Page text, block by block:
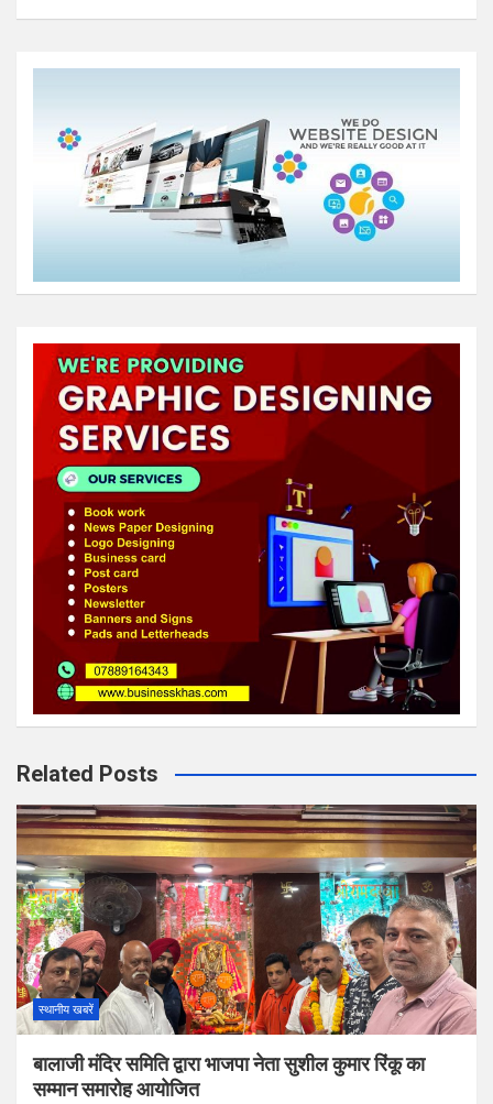
Related Posts
स्थानीय खबरें
बालाजी मंदिर समिति द्वारा भाजपा नेता सुशील कुमार रिंकू का
सम्मान समारोह आयोजित